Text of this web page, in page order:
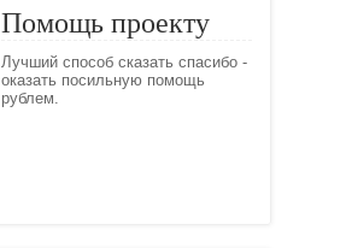
Помощь проекту
Лучший способ сказать спасибо -
оказать посильную помощь
рублем.